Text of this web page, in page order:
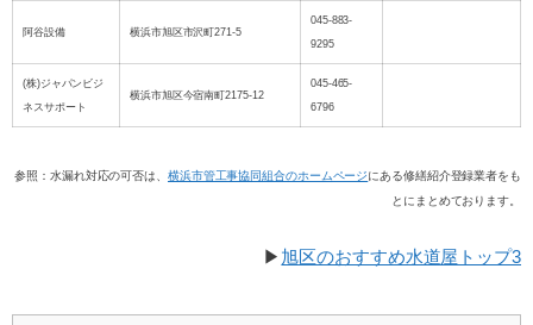
阿谷設備 横浜市旭区市沢町271-5
045-883-
9295
(株)ジャパンビジ
ネスサポート
横浜市旭区今宿南町2175-12
045-465-
6796
参照：水漏れ対応の可否は、 横浜市管工事協同組合のホームページにある修繕紹介登録業者をも
とにまとめております。
▶ 旭区のおすすめ水道屋トップ3